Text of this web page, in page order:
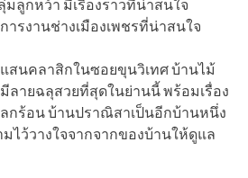
มลูกหว้า มีเรื่องราวที่น่าสนใจ
รงานช่างเมืองเพชรที่น่าสนใจ
สนคลาสิกในซอยขุนวิเทศ บ้านไม้
ลายฉลุสวยที่สุดในย่านนี้ พร้อมเรื่อง
กร้อน บ้านปราณิสาเป็นอีกบ้านหนึ่ง
ไว้วางใจจากจากของบ้านให้ดูแล